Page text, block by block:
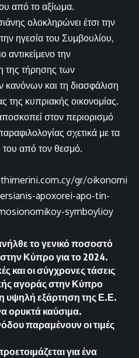
από το αξίωμα.
ολοκληρώνει έτσι την
ηγεσία του Συμβουλίου,
αντικείμενο την
τήρησης των
κανόνων και τη διασφάλιση
της κυπριακής οικονομίας.
στον περιορισμό
σχετικά με τα
του από τον θεσμό.
gr/oikonomi
apoxorei-apo-tin-
symboylioy
το γενικό ποσοστό
Κύπρο για το 2024.
και οι σύγχρονες τάσεις
αγοράς στην Κύπρο
η υψηλή εξάρτηση της Ε.Ε.
ορυκτά καύσιμα.
παραμένουν οι τιμές
για ένα